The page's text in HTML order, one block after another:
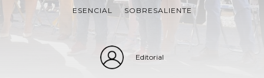
ESENCIAL SOBRESALIENTE
Editorial